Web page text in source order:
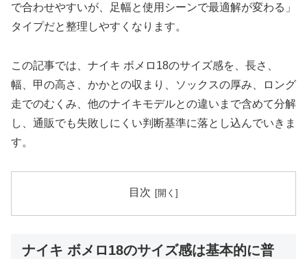
で合わせやすいが、足幅と使用シーンで最適解が変わる」
タイプだと整理しやすくなります。
この記事では、ナイキ ボメロ18のサイズ感を、長さ、
幅、甲の高さ、かかとの収まり、ソックスの厚み、ロング
走でのむくみ、他のナイキモデルとの違いまで含めて分解
し、通販でも失敗しにくい判断基準に落とし込んでいきま
す。
目次
ナイキ ボメロ18のサイズ感は基本的に普